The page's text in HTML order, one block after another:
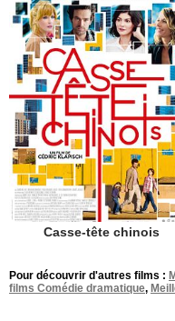
Casse-tête chinois
Pour découvrir d'autres films :
films Comédie dramatique,